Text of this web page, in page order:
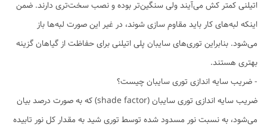
اتیلنی کمتر کش می‌آیند ولی سنگین‌تر بوده و نصب سخت‌تری دارند. ضمن
اینکه لبه‌های کار باید مقاوم سازی شوند، در غیر این صورت لبه‌ها باز
می‌شود. بنابراین توری‌های سایبان پلی اتیلنی برای حفاظت از گیاهان گزینه
بهتری هستند.
- ضریب سایه اندازی توری سایبان چیست؟
ضریب سایه اندازی توری سایبان (shade factor) که به صورت درصد بیان
می‌شود، به نسبت نور مسدود شده توسط توری شید به مقدار کل نور تابیده